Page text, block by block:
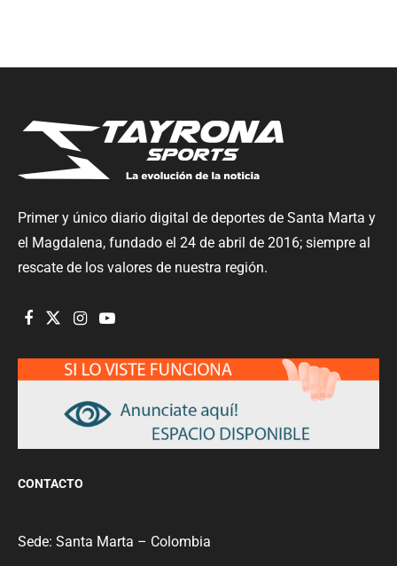
Primer y único diario digital de deportes de Santa Marta y
el Magdalena, fundado el 24 de abril de 2016; siempre al
rescate de los valores de nuestra región.
CONTACTO
Sede: Santa Marta – Colombia